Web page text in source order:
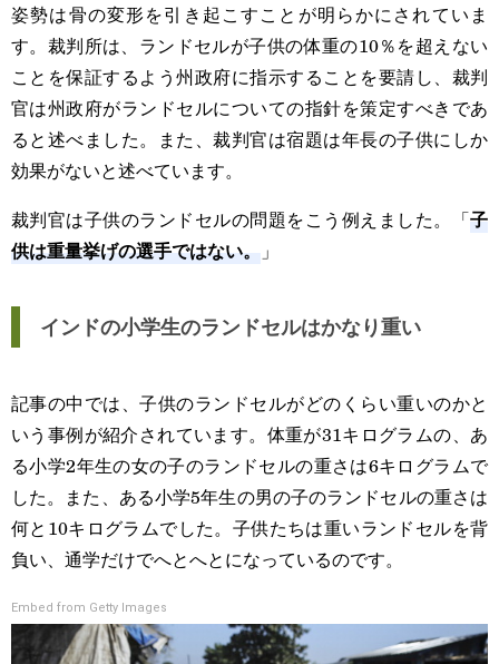
姿勢は骨の変形を引き起こすことが明らかにされていま
す。裁判所は、ランドセルが子供の体重の10％を超えない
ことを保証するよう州政府に指示することを要請し、裁判
官は州政府がランドセルについての指針を策定すべきであ
ると述べました。また、裁判官は宿題は年長の子供にしか
効果がないと述べています。
裁判官は子供のランドセルの問題をこう例えました。「子
供は重量挙げの選手ではない。
」
インドの小学生のランドセルはかなり重い
記事の中では、子供のランドセルがどのくらい重いのかと
いう事例が紹介されています。体重が31キログラムの、あ
る小学2年生の女の子のランドセルの重さは6キログラムで
した。また、ある小学5年生の男の子のランドセルの重さは
何と10キログラムでした。子供たちは重いランドセルを背
負い、通学だけでへとへとになっているのです。
Embed from Getty Images